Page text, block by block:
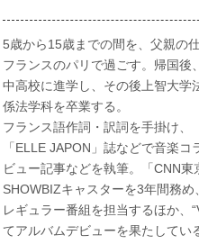
5歳から15歳までの間を、父親の
フランスのパリで過ごす。帰国後
中高校に進学し、その後上智大学
係法学科を卒業する。
フランス語作詞・訳詞を手掛け、
「ELLE JAPON」誌などで音楽コ
ビュー記事などを執筆。「CNN東
SHOWBIZキャスターを3年間務め
レギュラー番組を担当するほか、
てアルバムデビューを果たしてい